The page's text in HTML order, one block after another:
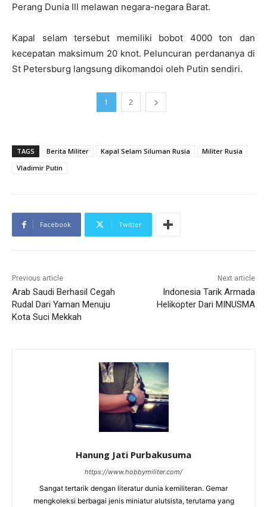
Perang Dunia III melawan negara-negara Barat.
Kapal selam tersebut memiliki bobot 4000 ton dan
kecepatan maksimum 20 knot. Peluncuran perdananya di
St Petersburg langsung dikomandoi oleh Putin sendiri.
1 2
TAGS Berita Militer Kapal Selam Siluman Rusia
Militer Rusia
Vladimir Putin
Facebook Twitter
Previous article
Arab Saudi Berhasil Cegah
Rudal Dari Yaman Menuju
Kota Suci Mekkah
Next article
Indonesia Tarik Armada
Helikopter Dari MINUSMA
Hanung Jati Purbakusuma
https://www.hobbymiliter.com/
Sangat tertarik dengan literatur dunia kemiliteran. Gemar
mengkoleksi berbagai jenis miniatur alutsista, terutama yang